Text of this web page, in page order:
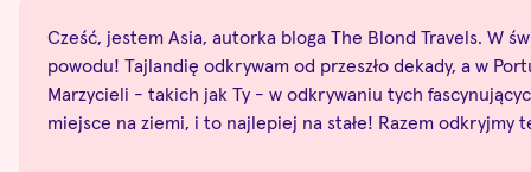
Cześć, jestem Asia, autorka bloga The Blond Travels. W
powodu! Tajlandię odkrywam od przeszło dekady, a w
Marzycieli - takich jak Ty - w odkrywaniu tych
miejsce na ziemi, i to najlepiej na stałe! Razem odkryjmy